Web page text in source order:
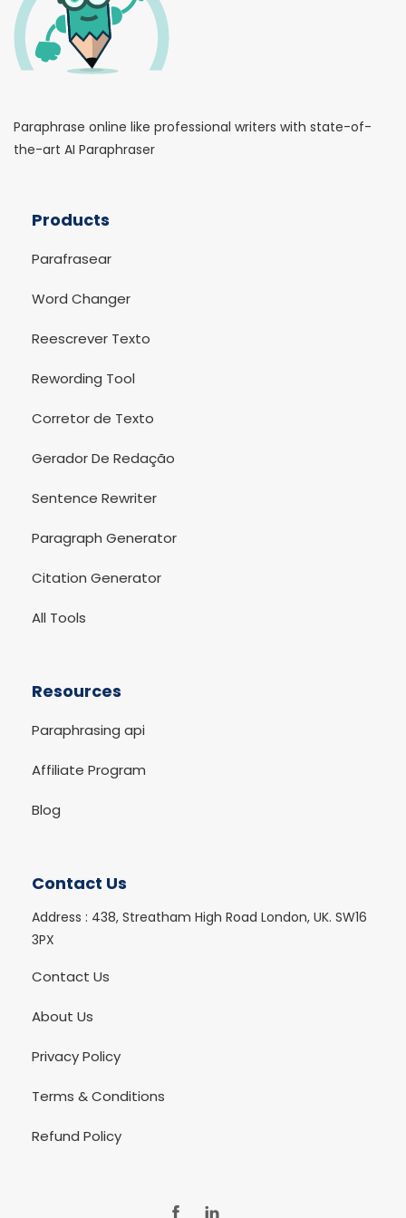
Paraphrase online like professional writers with state-of-
the-art AI Paraphraser
Products
Parafrasear
Word Changer
Reescrever Texto
Rewording Tool
Corretor de Texto
Gerador De Redação
Sentence Rewriter
Paragraph Generator
Citation Generator
All Tools
Resources
Paraphrasing api
Affiliate Program
Blog
Contact Us
Address : 438, Streatham High Road London, UK. SW16
3PX
Contact Us
About Us
Privacy Policy
Terms & Conditions
Refund Policy
FB Ln